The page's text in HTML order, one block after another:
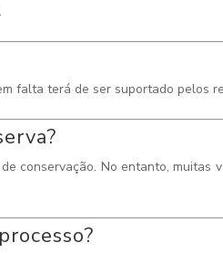
falta terá de ser suportado pelos
conservação. No entanto, muitas